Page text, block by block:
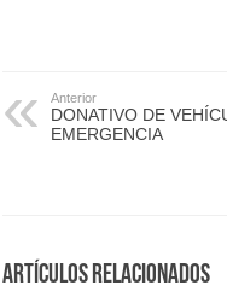
Anterior
DONATIVO DE
EMERGENCIA
Artículos Relacionados